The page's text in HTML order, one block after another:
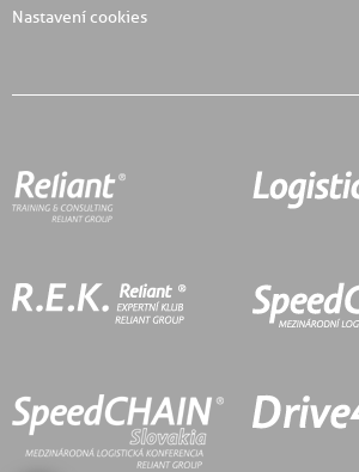
Nastavení cookies